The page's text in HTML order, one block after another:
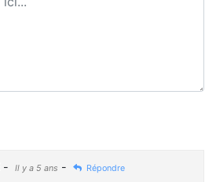
- Il y a 5 ans - Répondre